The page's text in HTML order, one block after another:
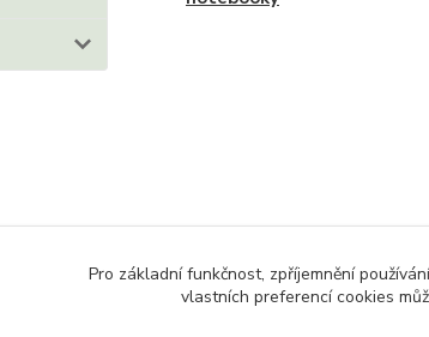
Pro základní funkčnost, zpříjemnění
vlastních preferencí cookies